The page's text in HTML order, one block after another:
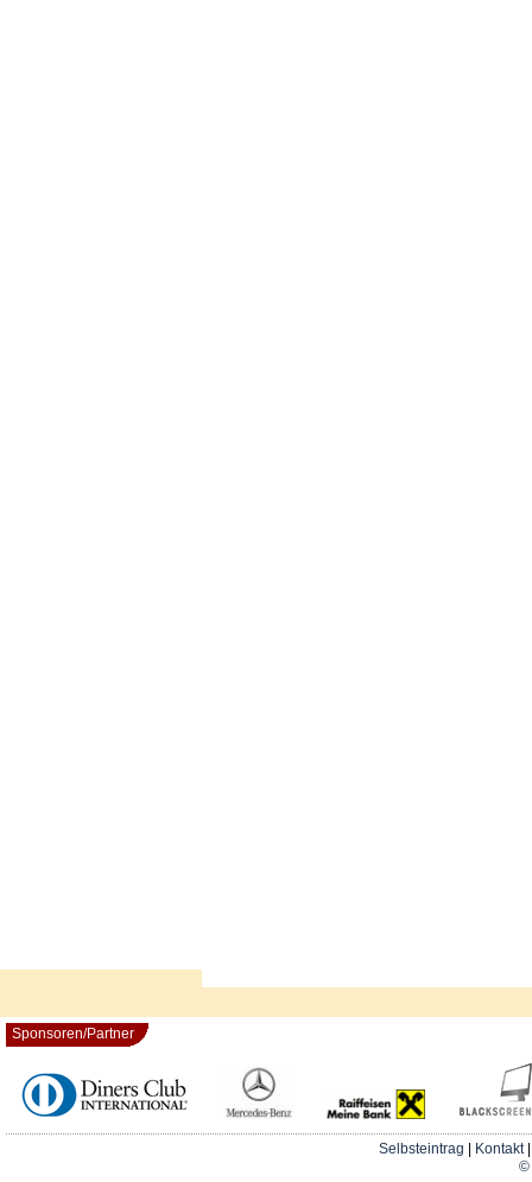
Sponsoren/Partner
Selbsteintrag Kontakt
©